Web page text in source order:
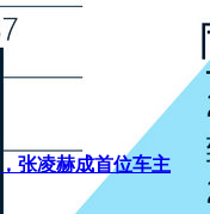
张凌赫成首位车主